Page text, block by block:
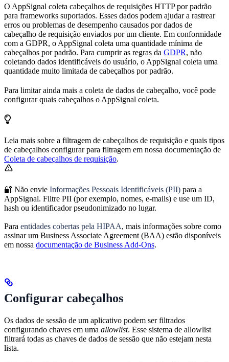
O AppSignal coleta cabeçalhos de requisições HTTP por padrão
para frameworks suportados. Esses dados podem ajudar a rastrear
erros ou problemas de desempenho causados por dados de
cabeçalho de requisição enviados por um cliente. Em conformidade
com a GDPR, o AppSignal coleta uma quantidade mínima de
cabeçalhos por padrão. Para cumprir as regras da GDPR, não
coletando dados identificáveis do usuário, o AppSignal coleta uma
quantidade muito limitada de cabeçalhos por padrão.
Para limitar ainda mais a coleta de dados de cabeçalho, você pode
configurar quais cabeçalhos o AppSignal coleta.
Leia mais sobre a filtragem de cabeçalhos de requisição e quais tipos
de cabeçalhos configurar para filtragem em nossa documentação de
Coleta de cabeçalhos de requisição.
🔐 Não envie Informações Pessoais Identificáveis (PII) para a
AppSignal. Filtre PII (por exemplo, nomes, e-mails) e use um ID,
hash ou identificador pseudonimizado no lugar.
Para entidades cobertas pela HIPAA, mais informações sobre como
assinar um Business Associate Agreement (BAA) estão disponíveis
em nossa documentação de Business Add-Ons.
Configurar cabeçalhos
Os dados de sessão de um aplicativo podem ser filtrados
configurando chaves em uma allowlist. Esse sistema de allowlist
filtrará todas as chaves de dados de sessão que não estejam nesta
lista.